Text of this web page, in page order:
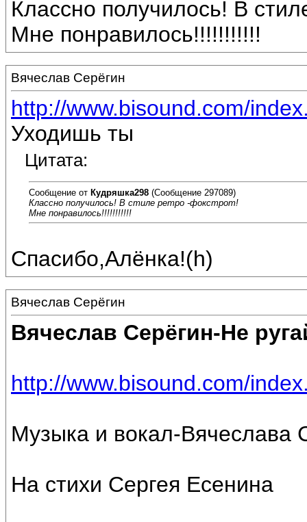
Классно получилось! В
Мне понравилось!!!!!!!!!!!
Вячеслав Серёгин
http://www.bisound.com/
Уходишь ты
Цитата:
Сообщение от Кудряшка298 (Сообщение 297089)
Классно получилось! В стиле ретро -фокстрот!
Мне понравилось!!!!!!!!!!!
Спасибо,Алёнка!(h)
Вячеслав Серёгин
Вячеслав Серёгин-Не
http://www.bisound.com/
Музыка и вокал-Вячеслава
На стихи Сергея Есенина